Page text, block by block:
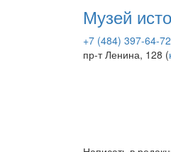
Музей
+7 (484) 397-64-72
пр-т Ленина, 128 (